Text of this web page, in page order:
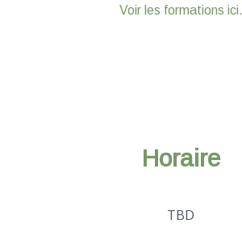
Voir les formations ici.
Horaire
TBD